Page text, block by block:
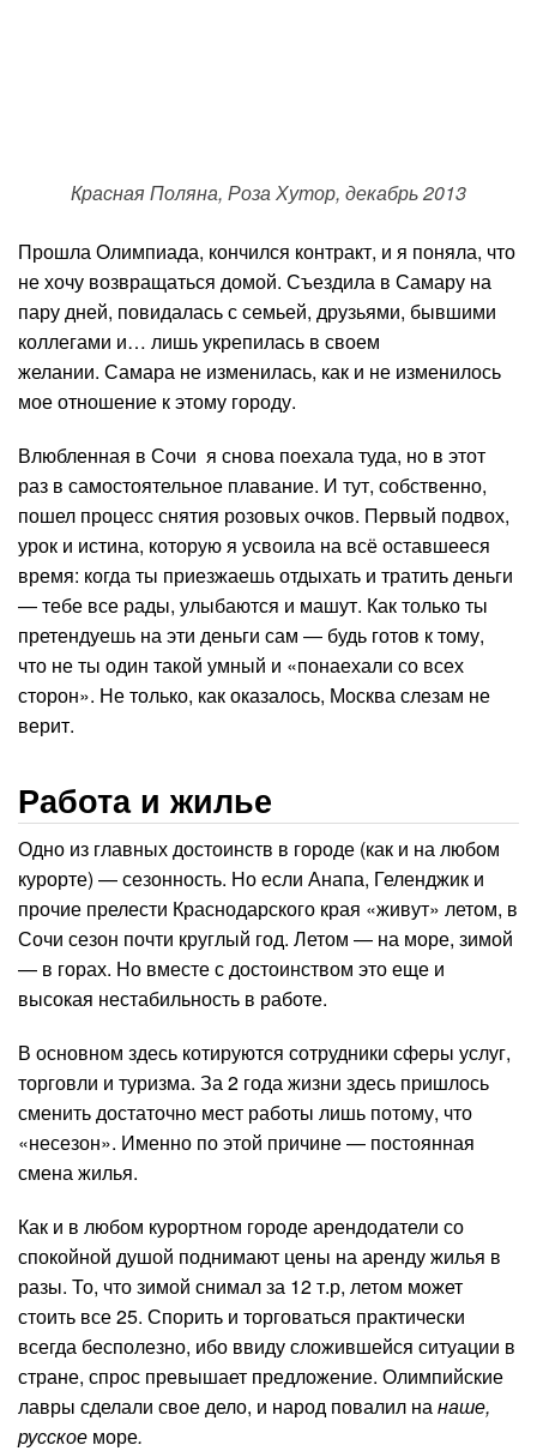
Красная Поляна, Роза Хутор, декабрь 2013
Прошла Олимпиада, кончился контракт, и я поняла, что
не хочу возвращаться домой. Съездила в Самару на
пару дней, повидалась с семьей, друзьями, бывшими
коллегами и… лишь укрепилась в своем
желании. Самара не изменилась, как и не изменилось
мое отношение к этому городу.
Влюбленная в Сочи я снова поехала туда, но в этот
раз в самостоятельное плавание. И тут, собственно,
пошел процесс снятия розовых очков. Первый подвох,
урок и истина, которую я усвоила на всё оставшееся
время: когда ты приезжаешь отдыхать и тратить деньги
— тебе все рады, улыбаются и машут. Как только ты
претендуешь на эти деньги сам — будь готов к тому,
что не ты один такой умный и «понаехали со всех
сторон». Не только, как оказалось, Москва слезам не
верит.
Работа и жилье
Одно из главных достоинств в городе (как и на любом
курорте) — сезонность. Но если Анапа, Геленджик и
прочие прелести Краснодарского края «живут» летом, в
Сочи сезон почти круглый год. Летом — на море, зимой
— в горах. Но вместе с достоинством это еще и
высокая нестабильность в работе.
В основном здесь котируются сотрудники сферы услуг,
торговли и туризма. За 2 года жизни здесь пришлось
сменить достаточно мест работы лишь потому, что
«несезон». Именно по этой причине — постоянная
смена жилья.
Как и в любом курортном городе арендодатели со
спокойной душой поднимают цены на аренду жилья в
разы. То, что зимой снимал за 12 т.р, летом может
стоить все 25. Спорить и торговаться практически
всегда бесполезно, ибо ввиду сложившейся ситуации в
стране, спрос превышает предложение. Олимпийские
лавры сделали свое дело, и народ повалил нанаше,
русское море.